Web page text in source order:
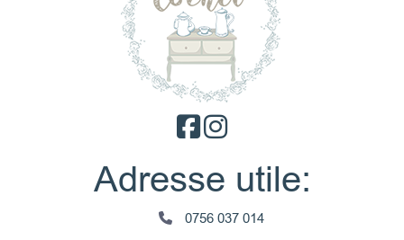
Adresse utile:
0756 037 014